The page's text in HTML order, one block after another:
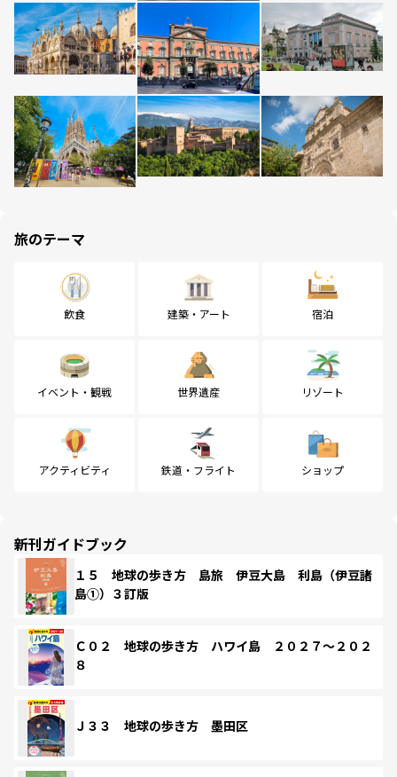
旅のテーマ
飲食 建築・アート 宿泊
イベント・観戦 世界遺産 リゾート
アクティビティ 鉄道・フライト ショップ
新刊ガイドブック
１５ 地球の歩き方 島旅 伊豆大島 利島（伊豆諸
島①）３訂版
Ｃ０２ 地球の歩き方 ハワイ島 ２０２７～２０２
８
Ｊ３３ 地球の歩き方 墨田区